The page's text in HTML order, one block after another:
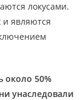
локусами.
являются
около 50%
унаследовали